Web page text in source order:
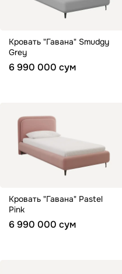
Кровать "Гавана" Smudgy
Grey
6 990 000 сум
Кровать "Гавана" Pastel
Pink
6 990 000 сум